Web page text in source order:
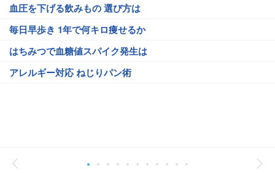
血圧を下げる飲みもの 選び方は
毎日早歩き 1年で何キロ痩せるか
はちみつで血糖値スパイク発生は
アレルギー対応 ねじりパン術